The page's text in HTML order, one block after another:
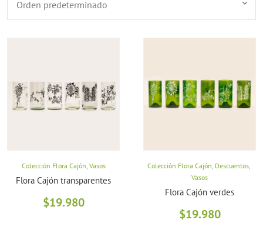
Colección Flora Cajón Vasos
Flora Cajón transparentes
$19.980
Colección Flora Cajón Descuentos
Vasos
Flora Cajón verdes
$19.980